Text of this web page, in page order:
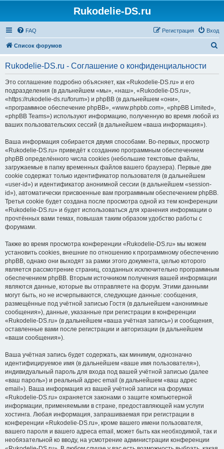
Rukodelie-DS.ru
FAQ Вход
Регистрация
Список форумов
Rukodelie-DS.ru - Соглашение о конфиденциальности
Это соглашение подробно объясняет, как «Rukodelie-DS.ru» и его
подразделения (в дальнейшем «мы», «наш», «Rukodelie-DS.ru»,
«https://rukodelie-ds.ru/forum») и phpBB (в дальнейшем «они»,
«программное обеспечение phpBB», «www.phpbb.com», «phpBB Limited»,
«phpBB Teams») используют информацию, полученную во время любой из
ваших пользовательских сессий (в дальнейшем «ваша информация»).
Ваша информация собирается двумя способами. Во-первых, просмотр
«Rukodelie-DS.ru» приведёт к созданию программным обеспечением
phpBB определённого числа cookies (небольшие текстовые файлы,
загружаемые в папку временных файлов вашего браузера). Первые две
cookie содержат только идентификатор пользователя (в дальнейшем
«user-id») и идентификатор анонимной сессии (в дальнейшем «session-
id»), автоматически присвоенные вам программным обеспечением phpBB.
Третья cookie будет создана после просмотра одной из тем конференции
«Rukodelie-DS.ru» и будет использоваться для хранения информации о
прочтённых вами темах, повышая таким образом удобство работы с
форумами.
Также во время просмотра конференции «Rukodelie-DS.ru» мы можем
установить cookies, внешние по отношению к программному обеспечению
phpBB, однако они выходят за рамки этого документа, целью которого
является рассмотрение страниц, созданных исключительно программным
обеспечением phpBB. Вторым источником получения вашей информации
являются данные, которые вы отправляете на форум. Этими данными
могут быть, но не исчерпываются, следующие данные: сообщения,
размещённые под учётной записью Гостя (в дальнейшем «анонимные
сообщения»), данные, указанные при регистрации в конференции
«Rukodelie-DS.ru» (в дальнейшем «ваша учётная запись») и сообщения,
оставленные вами после регистрации и авторизации (в дальнейшем
«ваши сообщения»).
Ваша учётная запись будет содержать, как минимум, однозначно
идентифицируемое имя (в дальнейшем «ваше имя пользователя»),
индивидуальный пароль для входа под вашей учётной записью (далее
«ваш пароль») и реальный адрес email (в дальнейшем «ваш адрес
email»). Ваша информация из вашей учётной записи на форумах
«Rukodelie-DS.ru» охраняется законами о защите компьютерной
информации, применяемыми в стране, предоставляющей нам услуги
хостинга. Любая информация, запрашиваемая при регистрации в
конференции «Rukodelie-DS.ru», кроме вашего имени пользователя,
вашего пароля и вашего адреса email, может быть как необходимой, так и
необязательной ко вводу, на усмотрение администрации конференции